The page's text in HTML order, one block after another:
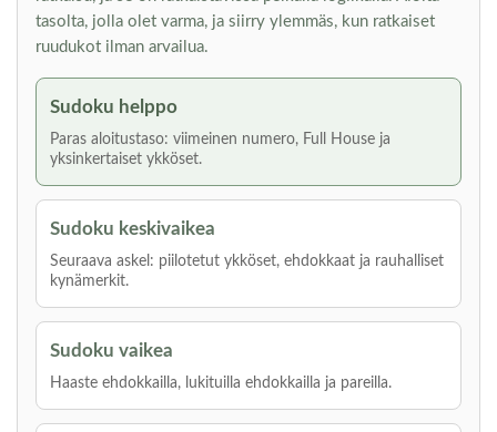
tasolta, jolla olet varma, ja siirry ylemmäs, kun ratkaiset
ruudukot ilman arvailua.
Sudoku helppo
Paras aloitustaso: viimeinen numero, Full House ja
yksinkertaiset ykköset.
Sudoku keskivaikea
Seuraava askel: piilotetut ykköset, ehdokkaat ja rauhalliset
kynämerkit.
Sudoku vaikea
Haaste ehdokkailla, lukituilla ehdokkailla ja pareilla.